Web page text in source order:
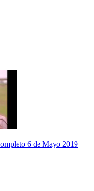
6 de Mayo 2019